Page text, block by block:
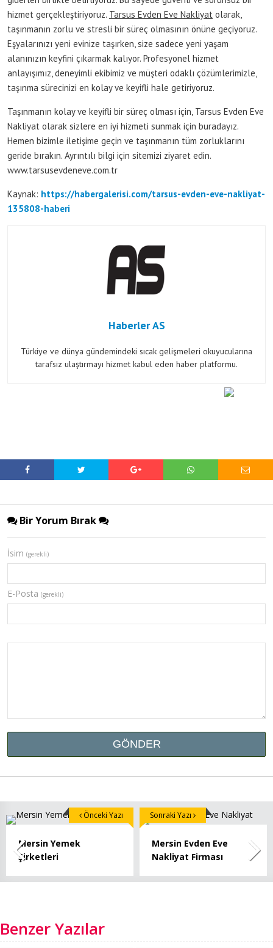
hizmet gerçekleştiriyoruz. Tarsus Evden Eve Nakliyat olarak,
taşınmanın zorlu ve stresli bir süreç olmasının önüne geçiyoruz.
Eşyalarınızı yeni evinize taşırken, size sadece yeni yaşam
alanınızın keyfini çıkarmak kalıyor. Profesyonel hizmet
anlayışımız, deneyimli ekibimiz ve müşteri odaklı çözümlerimizle,
taşınma sürecinizi en kolay ve keyifli hale getiriyoruz.
Taşınmanın kolay ve keyifli bir süreç olması için, Tarsus Evden Eve
Nakliyat olarak sizlere en iyi hizmeti sunmak için buradayız.
Hemen bizimle iletişime geçin ve taşınmanın tüm zorluklarını
geride bırakın. Ayrıntılı bilgi için sitemizi ziyaret edin.
www.tarsusevdeneve.com.tr
Kaynak: https://habergalerisi.com/tarsus-evden-eve-nakliyat-
135808-haberi
Haberler AS
Türkiye ve dünya gündemindeki sıcak gelişmeleri okuyucularına
tarafsız ulaştırmayı hizmet kabul eden haber platformu.
Bir Yorum Bırak
İsim (gerekli)
E-Posta (gerekli)
Mersin Yemek
Şirketleri
Önceki Yazı
Mersin Evden Eve
Nakliyat Firması
Sonraki Yazı
Benzer Yazılar